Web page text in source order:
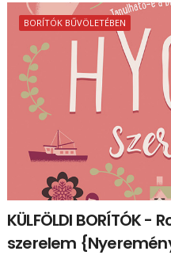
BORÍTÓK BŰVÖLETÉBEN
KÜLFÖLDI BORÍTÓK -
szerelem